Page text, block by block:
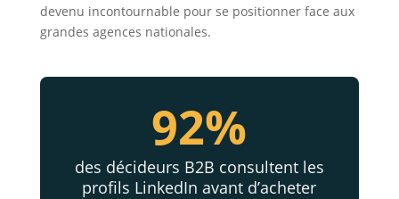
devenu incontournable pour se positionner face aux
grandes agences nationales.
92%
des décideurs B2B consultent les
profils LinkedIn avant d’acheter